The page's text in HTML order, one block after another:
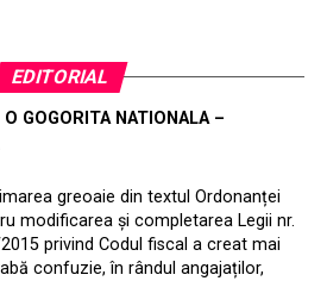
EDITORIAL
GOGORITA NATIONALA –
greoaie din textul Ordonanței
modificarea și completarea Legii nr.
privind Codul fiscal a creat mai
confuzie, în rândul angajaților,